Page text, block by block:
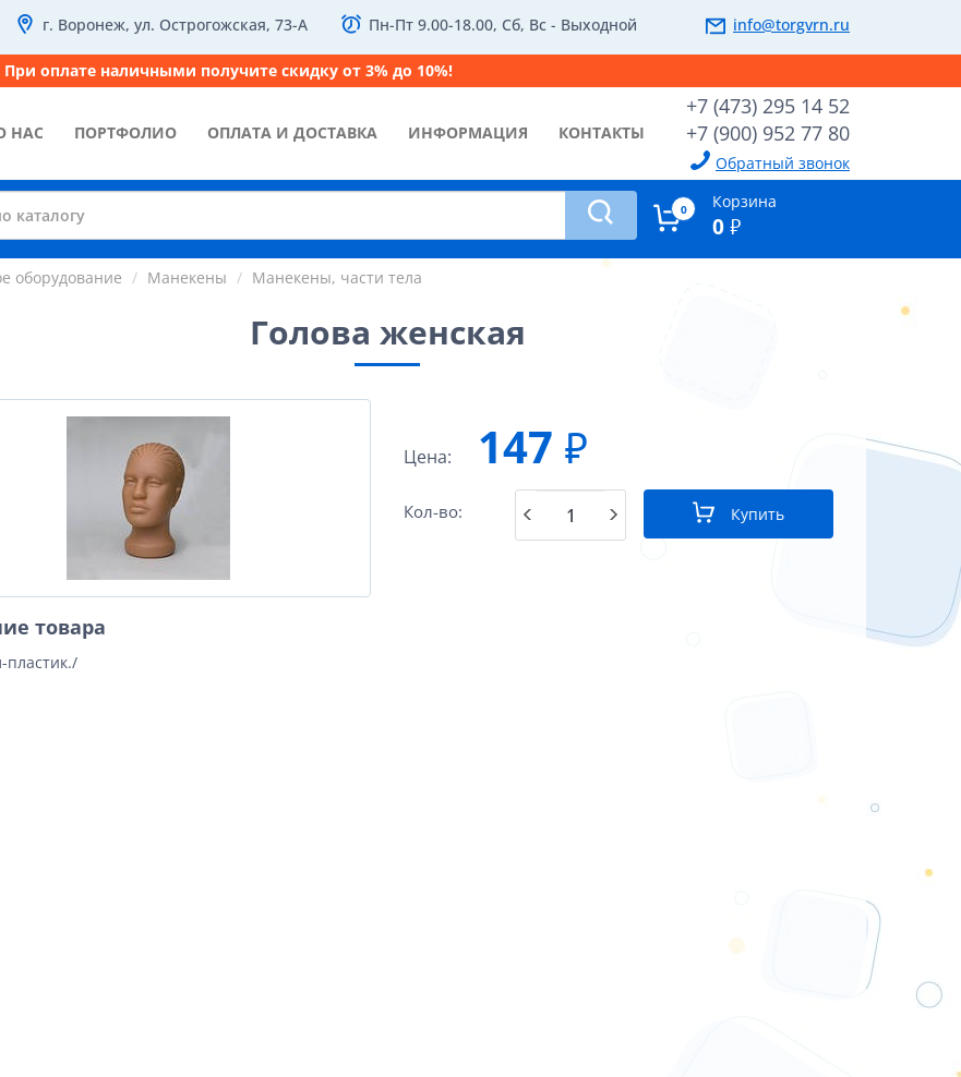
г. Воронеж, ул. Острогожская, 73-А Пн-Пт 9.00-18.00, Сб, Вс - Выходной info@torgvrn.ru
При оплате наличными получите скидку от 3% до 10%!
+7 (473) 295 14 52
+7 (900) 952 77 80
Обратный звонок
НАС ПОРТФОЛИО ОПЛАТА И ДОСТАВКА ИНФОРМАЦИЯ КОНТАКТЫ
0 Корзина
0 ₽
оборудование Манекены Манекены, части тела
Голова женская
Цена: 147 ₽
Кол-во: Купить
товара